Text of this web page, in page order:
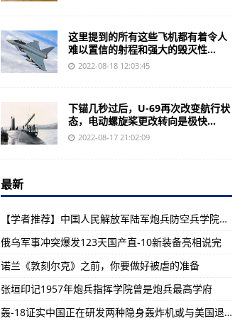
各家媒体评测平均分84《钢铁之师：诺曼
中日大概率会发生战争：日本担心中国强
嘉德秋拍预览|蓝天进行曲——彭和民老师
世界上拥有战略轰炸机的国家是哪些？答
日本军事战略物资竟占日本全部消耗的92
步兵很脆弱但是对复杂地形的适应能力是
一支美军特种部队为何要佩戴60年前国民
枭龙战斗机应该是最受伊朗青睐的战斗机型
世界上五大神秘的军事基地，都是来源于公
《地球防卫军铁雨》AA级武器获取方法突
将军纳闷：中国要造多少艘航母解放军少
这里提到的所有这些飞机都有着令人
难以置信的射程和强大的毁灭性...
2022-08-18 12:03:45
下锚几秒过后，U-69再次改变航行状
态，电动螺旋桨更改转向是极快...
2022-08-17 21:02:09
最新
【学者推荐】中国人民解放军陆军炮兵防空兵学院2017年招生简章
俄乌军事冲突爆发123天国产直-10新装备亮相说完
诺兰《敦刻尔克》之前，你要做好被虐的准备
张垣印记1957年炮兵指挥学院曾是炮兵最高学府
轰-18证实中国正在研发两种隐身轰炸机或与美国退役